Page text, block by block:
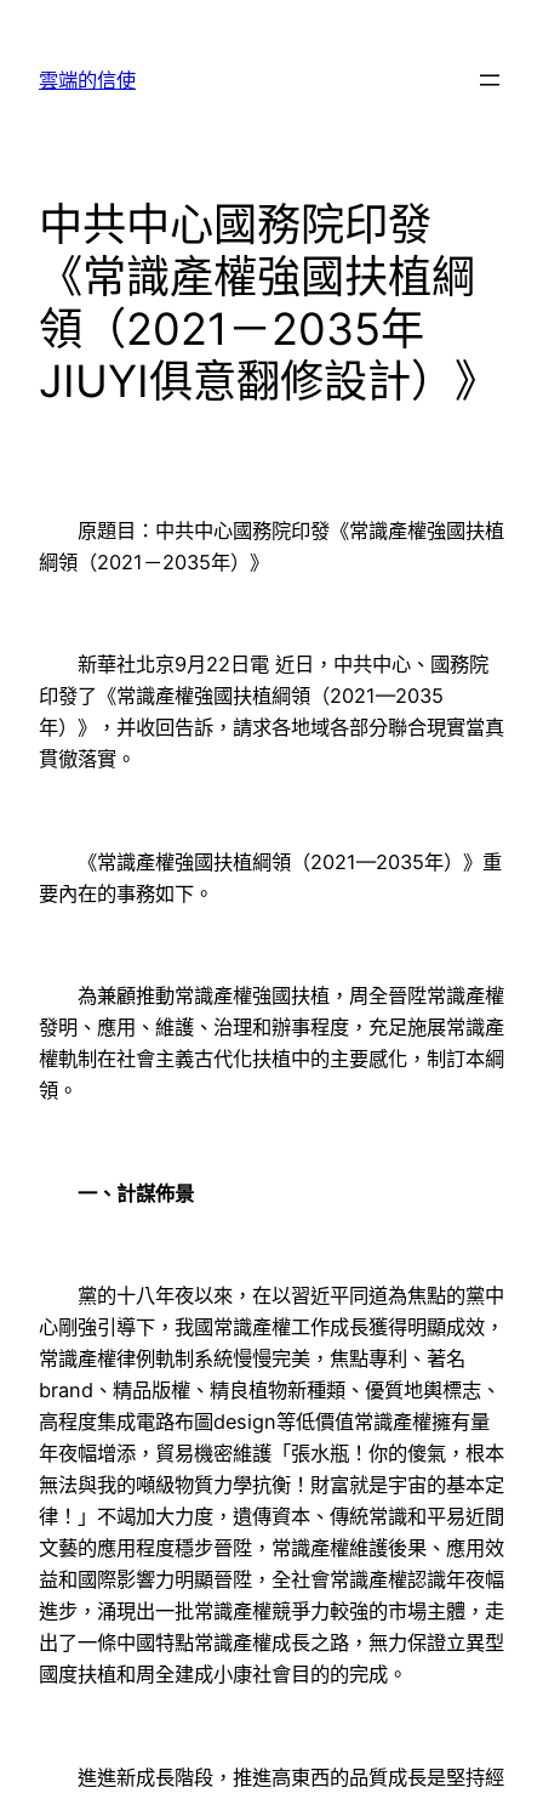
雲端的信使
中共中心國務院印發
《常識產權強國扶植綱
領（2021－2035年
JIUYI俱意翻修設計）》
原題目：中共中心國務院印發《常識產權強國扶植
綱領（2021－2035年）》
新華社北京9月22日電 近日，中共中心、國務院
印發了《常識產權強國扶植綱領（2021—2035
年）》，并收回告訴，請求各地域各部分聯合現實當真
貫徹落實。
《常識產權強國扶植綱領（2021—2035年）》重
要內在的事務如下。
為兼顧推動常識產權強國扶植，周全晉陞常識產權
發明、應用、維護、治理和辦事程度，充足施展常識產
權軌制在社會主義古代化扶植中的主要感化，制訂本綱
領。
一、計謀佈景
黨的十八年夜以來，在以習近平同道為焦點的黨中
心剛強引導下，我國常識產權工作成長獲得明顯成效，
常識產權律例軌制系統慢慢完美，焦點專利、著名
brand、精品版權、精良植物新種類、優質地輿標志、
高程度集成電路布圖design等低價值常識產權擁有量
年夜幅增添，貿易機密維護「張水瓶！你的傻氣，根本
無法與我的噸級物質力學抗衡！財富就是宇宙的基本定
律！」不竭加大力度，遺傳資本、傳統常識和平易近間
文藝的應用程度穩步晉陞，常識產權維護後果、應用效
益和國際影響力明顯晉陞，全社會常識產權認識年夜幅
進步，涌現出一批常識產權競爭力較強的市場主體，走
出了一條中國特點常識產權成長之路，無力保證立異型
國度扶植和周全建成小康社會目的的完成。
進進新成長階段，推進高東西的品質成長是堅持經